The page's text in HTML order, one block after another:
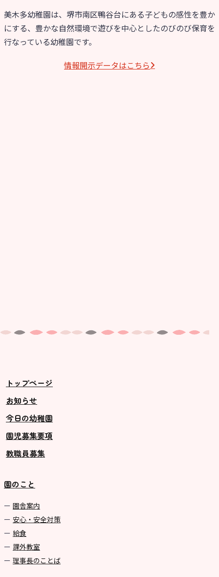
美木多幼稚園は、堺市南区鴨谷台にある子どもの感性を豊か
にする、豊かな自然環境で遊びを中心としたのびのび保育を
行なっている幼稚園です。
情報開⽰データはこちら
トップページ
お知らせ
今日の幼稚園
園児募集要項
教職員募集
園のこと
園舎案内
安心・安全対策
給食
課外教室
理事長のことば
園児募集要項
教職員募集
園のこと
未就園児クラス
ス ]
2歳児ひとり登園［ゆず組 ]
グループ施設・
関係先リンク
学校法⼈諏訪森学園 諏訪森幼稚
園
⼤阪府私⽴幼稚園連盟
社会福祉法人野田福祉会